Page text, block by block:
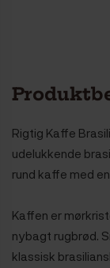
Rigtig Kaffe
udelukkende
rund kaffe med
Kaffen er
nybagt rugbrød.
klassisk